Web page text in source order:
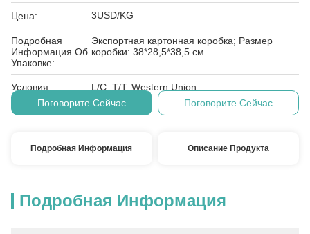
Цена: 3USD/KG
Подробная
Информация Об
Упаковке:
Экспортная картонная коробка; Размер
коробки: 38*28,5*38,5 см
Условия
Оплаты:
L/C, T/T, Western Union
Поговорите Сейчас
Поговорите Сейчас
Подробная Информация Описание Продукта
Подробная Информация